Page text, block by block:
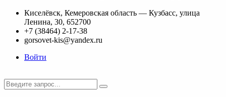
Киселёвск, Кемеровская область — Кузбасс, улица
Ленина, 30, 652700
+7 (38464) 2-17-38
gorsovet-kis@yandex.ru
Войти